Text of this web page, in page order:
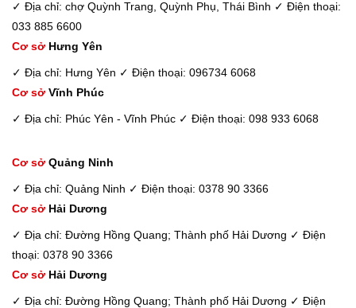
✓ Địa chỉ: chợ Quỳnh Trang, Quỳnh Phụ, Thái Bình ✓ Điện thoại:
033 885 6600
Cơ sở Hưng Yên
✓ Địa chỉ: Hưng Yên ✓ Điện thoại: 096734 6068
Cơ sở Vĩnh Phúc
✓ Địa chỉ: Phúc Yên - Vĩnh Phúc ✓ Điện thoại: 098 933 6068
Cơ sở Quảng Ninh
✓ Địa chỉ: Quảng Ninh ✓ Điện thoại: 0378 90 3366
Cơ sở Hải Dương
✓ Địa chỉ: Đường Hồng Quang; Thành phố Hải Dương ✓ Điện
thoại: 0378 90 3366
Cơ sở Hải Dương
✓ Địa chỉ: Đường Hồng Quang; Thành phố Hải Dương ✓ Điện